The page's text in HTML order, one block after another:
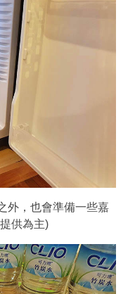
外，也會準備一些嘉
供為主)